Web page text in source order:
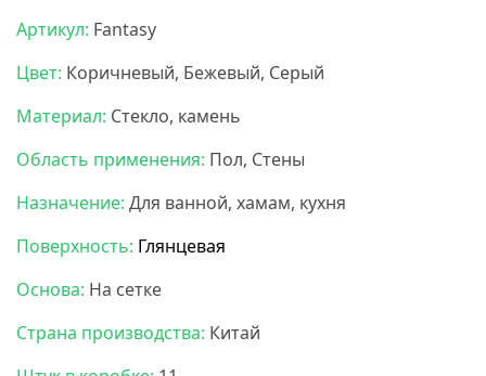
Артикул: Fantasy
Цвет: Коричневый, Бежевый, Серый
Материал: Стекло, камень
Область применения: Пол, Стены
Назначение: Для ванной, хамам, кухня
Поверхность: Глянцевая
Основа: На сетке
Страна производства: Китай